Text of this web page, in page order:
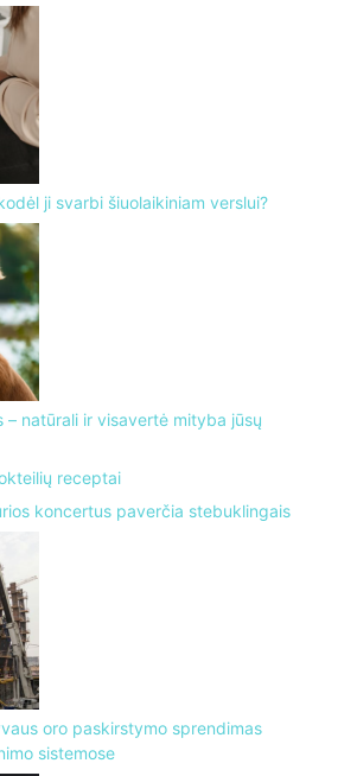
ji svarbi šiuolaikiniam verslui?
– natūrali ir visavertė mityba jūsų
receptai
koncertus paverčia stebuklingais
oro paskirstymo sprendimas
sistemose